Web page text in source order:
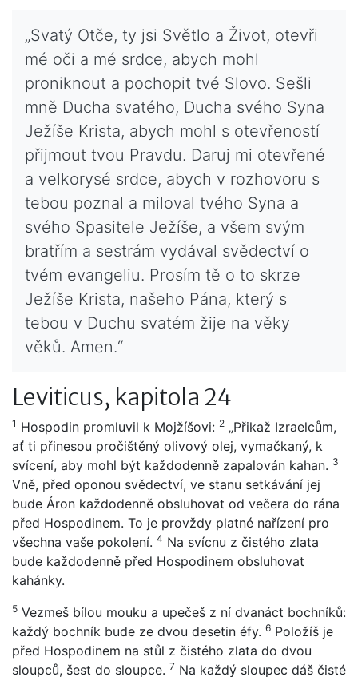
„Svatý Otče, ty jsi Světlo a Život, otevři
mé oči a mé srdce, abych mohl
proniknout a pochopit tvé Slovo. Sešli
mně Ducha svatého, Ducha svého Syna
Ježíše Krista, abych mohl s otevřeností
přijmout tvou Pravdu. Daruj mi otevřené
a velkorysé srdce, abych v rozhovoru s
tebou poznal a miloval tvého Syna a
svého Spasitele Ježíše, a všem svým
bratřím a sestrám vydával svědectví o
tvém evangeliu. Prosím tě o to skrze
Ježíše Krista, našeho Pána, který s
tebou v Duchu svatém žije na věky
věků. Amen.“
Leviticus, kapitola 24
1 Hospodin promluvil k Mojžíšovi: 2 „Přikaž Izraelcům,
ať ti přinesou pročištěný olivový olej, vymačkaný, k
svícení, aby mohl být každodenně zapalován kahan. 3
Vně, před oponou svědectví, ve stanu setkávání jej
bude Áron každodenně obsluhovat od večera do rána
před Hospodinem. To je provždy platné nařízení pro
všechna vaše pokolení. 4 Na svícnu z čistého zlata
bude každodenně před Hospodinem obsluhovat
kahánky.
5 Vezmeš bílou mouku a upečeš z ní dvanáct bochníků:
každý bochník bude ze dvou desetin éfy. 6 Položíš je
před Hospodinem na stůl z čistého zlata do dvou
sloupců, šest do sloupce. 7 Na každý sloupec dáš čisté